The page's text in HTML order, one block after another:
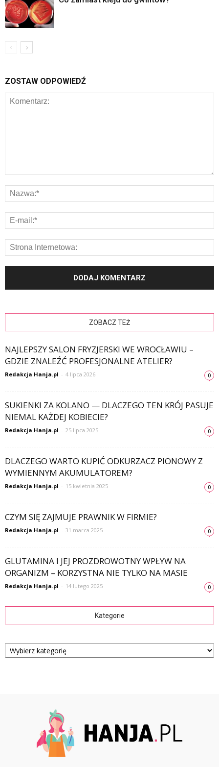
ZOSTAW ODPOWIEDŹ
ZOBACZ TEŻ
NAJLEPSZY SALON FRYZJERSKI WE WROCŁAWIU –
GDZIE ZNALEŹĆ PROFESJONALNE ATELIER?
Redakcja Hanja.pl - 4 lipca 2026 0
SUKIENKI ZA KOLANO — DLACZEGO TEN KRÓJ PASUJE
NIEMAL KAŻDEJ KOBIECIE?
Redakcja Hanja.pl - 25 lipca 2025 0
DLACZEGO WARTO KUPIĆ ODKURZACZ PIONOWY Z
WYMIENNYM AKUMULATOREM?
Redakcja Hanja.pl - 15 kwietnia 2025 0
CZYM SIĘ ZAJMUJE PRAWNIK W FIRMIE?
Redakcja Hanja.pl - 31 marca 2025 0
GLUTAMINA I JEJ PROZDROWOTNY WPŁYW NA
ORGANIZM – KORZYSTNA NIE TYLKO NA MASIE
Redakcja Hanja.pl - 14 lutego 2025 0
Kategorie
Kategorie